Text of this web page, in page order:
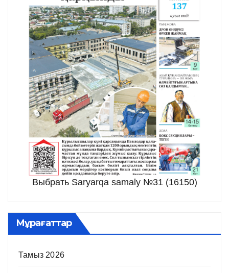
Выбрать Saryarqa samaly №31 (16150)
Мұрағаттар
Тамыз 2026